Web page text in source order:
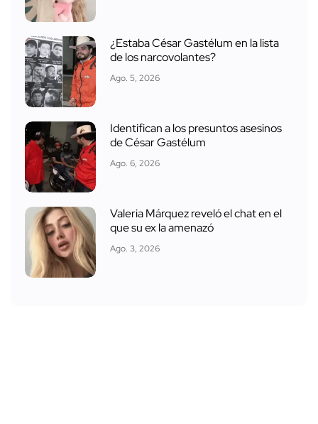
¿Estaba César Gastélum en la lista
de los narcovolantes?
Ago. 5, 2026
Identifican a los presuntos asesinos
de César Gastélum
Ago. 6, 2026
Valeria Márquez reveló el chat en el
que su ex la amenazó
Ago. 3, 2026